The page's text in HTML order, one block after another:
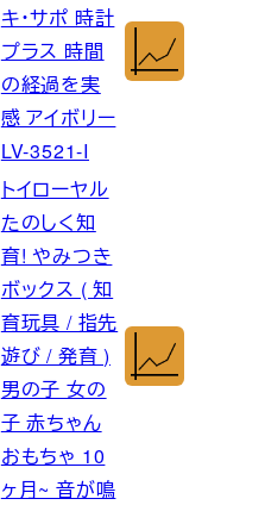
キ・サポ 時計
プラス 時間
の経過を実
感 アイボリー
LV-3521-I
トイローヤル
たのしく知
育! やみつき
ボックス ( 知
育玩具 / 指先
遊び / 発育 )
男の子 女の
子 赤ちゃん
おもちゃ 10
ヶ月~ 音が鳴